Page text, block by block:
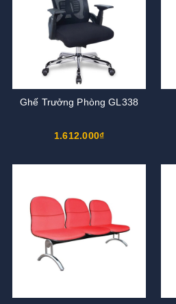
Ghế Trưởng Phòng GL338
1.612.000₫